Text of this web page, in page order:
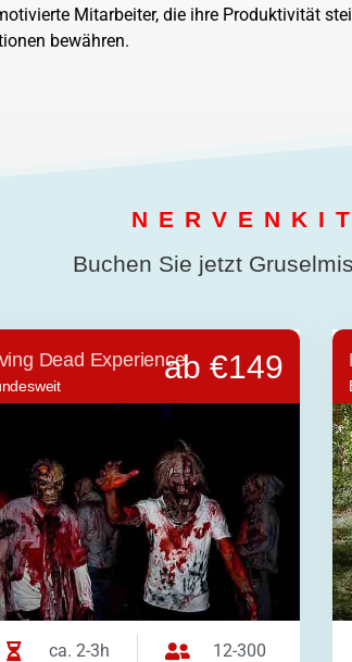
Mitarbeiter, die ihre Produktivität
bewähren.
Buchen Sie jetzt
Dead Experienceab €149
ca. 2-3h
12-300